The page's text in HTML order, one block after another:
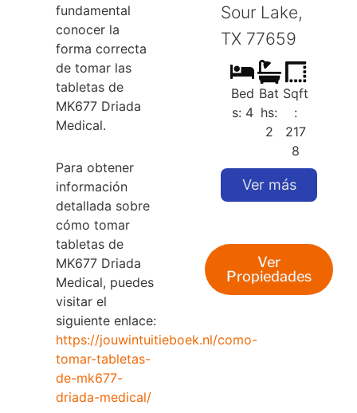
fundamental
conocer la
forma correcta
de tomar las
tabletas de
MK677 Driada
Medical.
Para obtener
información
detallada sobre
cómo tomar
tabletas de
MK677 Driada
Medical, puedes
visitar el
siguiente enlace:
https://jouwintuitieboek.nl/como-
tomar-tabletas-
de-mk677-
driada-medical/
Sour Lake,
TX 77659
Bed
s: 4
Bat
hs:
2
Sqft
:
217
8
Ver más
Ver
Propiedades